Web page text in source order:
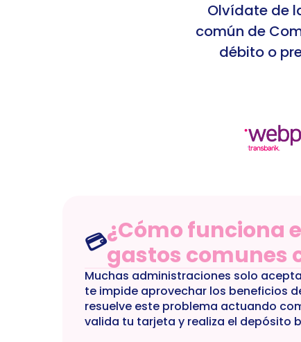
Olvídate de
común de
débito o
gasto-comun-comunidad-
💳¿Cómo funciona
gastos comunes
Muchas administraciones solo
te impide aprovechar los beneficios
resuelve este problema actuando
valida tu tarjeta y realiza el depósito